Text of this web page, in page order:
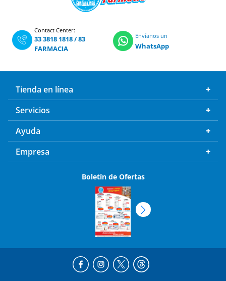
Contact Center:
33 3818 1818/83
FARMACIA
Envíanos un
WhatsApp
Tienda en línea
Servicios
Ayuda
Empresa
Boletín de Ofertas